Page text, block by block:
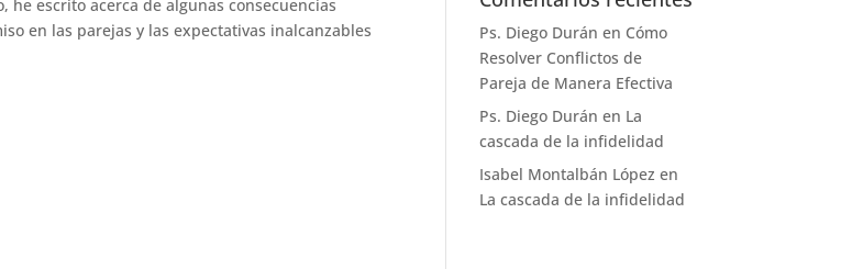
escrito acerca de algunas consecuencias
en las parejas y las expectativas inalcanzables
Ps. Diego Durán en Cómo
Resolver Conflictos de
Pareja de Manera Efectiva
Ps. Diego Durán en La
cascada de la infidelidad
Isabel Montalbán López en
La cascada de la infidelidad